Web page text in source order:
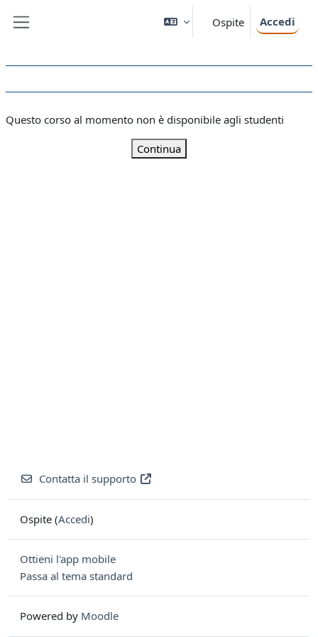
Ospite Accedi
Questo corso al momento non è disponibile agli studenti
Continua
Contatta il supporto
Ospite (Accedi)
Ottieni l'app mobile
Passa al tema standard
Powered by Moodle